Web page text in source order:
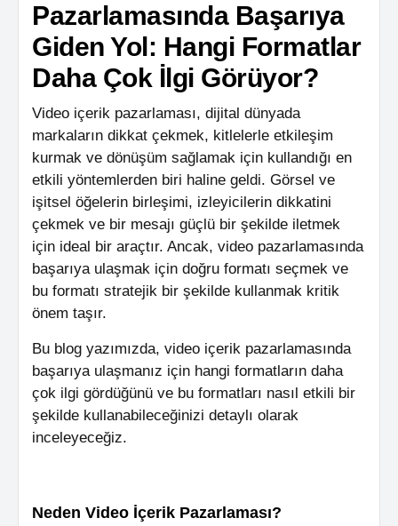
Pazarlamasında Başarıya
Giden Yol: Hangi Formatlar
Daha Çok İlgi Görüyor?
Video içerik pazarlaması, dijital dünyada
markaların dikkat çekmek, kitlelerle etkileşim
kurmak ve dönüşüm sağlamak için kullandığı en
etkili yöntemlerden biri haline geldi. Görsel ve
işitsel öğelerin birleşimi, izleyicilerin dikkatini
çekmek ve bir mesajı güçlü bir şekilde iletmek
için ideal bir araçtır. Ancak, video pazarlamasında
başarıya ulaşmak için doğru formatı seçmek ve
bu formatı stratejik bir şekilde kullanmak kritik
önem taşır.
Bu blog yazımızda, video içerik pazarlamasında
başarıya ulaşmanız için hangi formatların daha
çok ilgi gördüğünü ve bu formatları nasıl etkili bir
şekilde kullanabileceğinizi detaylı olarak
inceleyeceğiz.
Neden Video İçerik Pazarlaması?